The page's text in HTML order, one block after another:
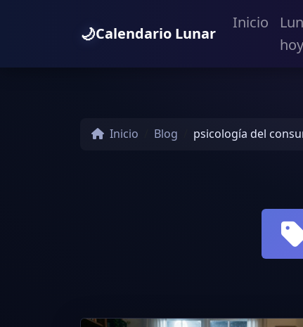
🌙Calendario Lunar
Inicio
hoy
Inicio Blog psicología del